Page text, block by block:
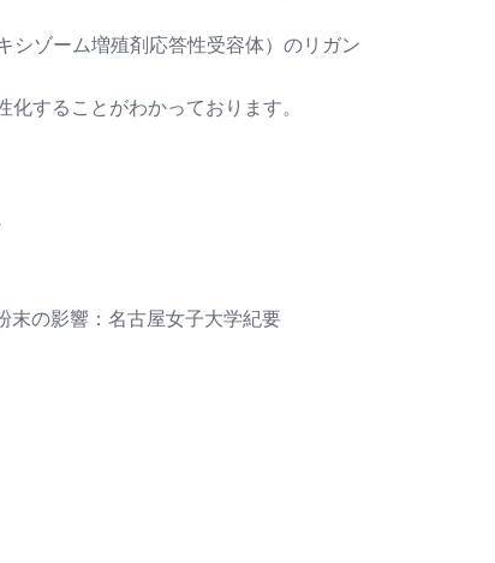
シゾーム増殖剤応答性受容体）のリガン
することがわかっております。
末の影響：名古屋女子大学紀要